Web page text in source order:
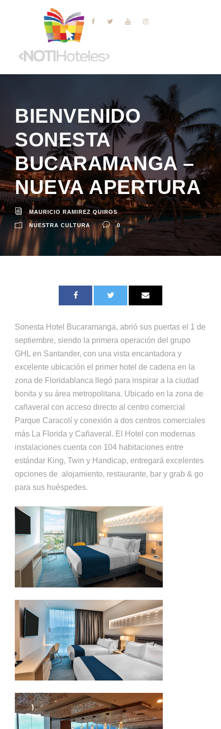
BIENVENIDO
SONESTA
BUCARAMANGA –
NUEVA APERTURA
MAURICIO RAMIREZ QUIROS
NUESTRA CULTURA 0
Sonesta Hotel Bucaramanga, abrió sus puertas el 1 de
septiembre, siendo la primera operación del grupo
GHL en Santander, con una vista encantadora y
excelente ubicación el primer hotel de cadena en la
zona de Floridablanca llegó para inspirar a la ciudad
bonita y su área metropolitana. Ubicado en la zona de
cañaveral con acceso directo al centro comercial
Parque Caracolí y conexión a dos centros comerciales
más La Florida y Cañaveral. El Hotel con modernas
instalaciones cuenta con 104 habitaciones entre
estándar King, Twin y Handicap, entregará excelentes
opciones de alojamiento, restaurante, bar y grab & go
para sus huéspedes.